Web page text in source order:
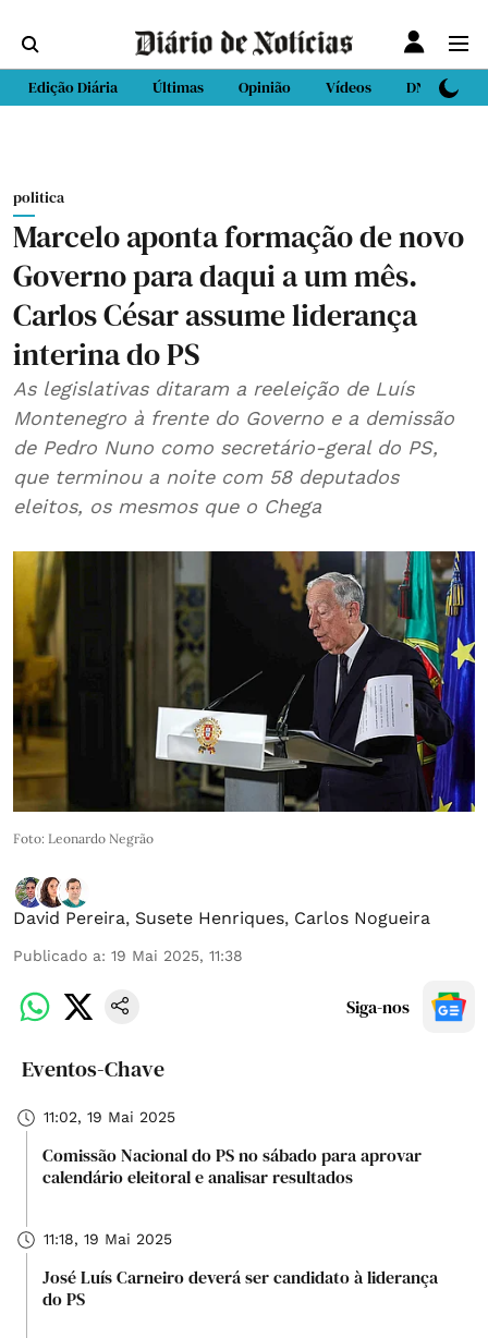
Edição Diária Últimas Opinião Vídeos DN Sport
politica
Marcelo aponta formação de novo
Governo para daqui a um mês.
Carlos César assume liderança
interina do PS
As legislativas ditaram a reeleição de Luís
Montenegro à frente do Governo e a demissão
de Pedro Nuno como secretário-geral do PS,
que terminou a noite com 58 deputados
eleitos, os mesmos que o Chega
Foto: Leonardo Negrão
David Pereira, Susete Henriques, Carlos Nogueira
Publicado a: 19 Mai 2025, 11:38
Siga-nos
Eventos-Chave
11:02, 19 Mai 2025
Comissão Nacional do PS no sábado para aprovar
calendário eleitoral e analisar resultados
11:18, 19 Mai 2025
José Luís Carneiro deverá ser candidato à liderança
do PS